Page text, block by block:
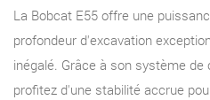
La Bobcat E55 offre une
profondeur d'excavation
inégalé. Grâce à son système de
profitez d'une stabilité accrue